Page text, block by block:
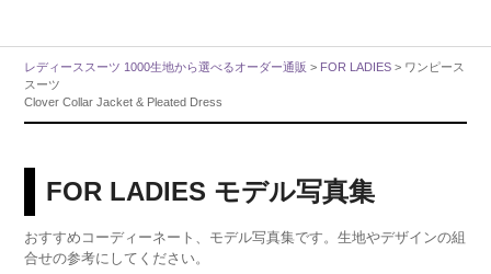
レディーススーツ 1000生地から選べるオーダー通販 > FOR LADIES > ワンピース
スーツ
Clover Collar Jacket & Pleated Dress
FOR LADIES モデル写真集
おすすめコーディーネート、モデル写真集です。生地やデザインの組
合せの参考にしてください。